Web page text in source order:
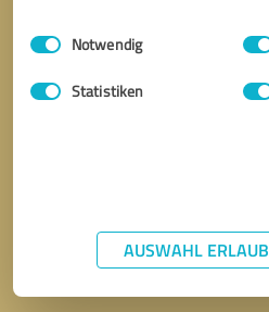
Impressum
Einwilligungsauswahl
Notwendig
Statistiken
AUSWAHL
Nachricht